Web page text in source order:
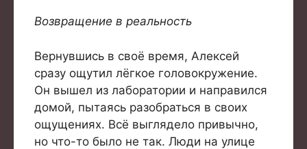
Возвращение в реальность
Вернувшись в своё время, Алексей
сразу ощутил лёгкое головокружение.
Он вышел из лаборатории и направился
домой, пытаясь разобраться в своих
ощущениях. Всё выглядело привычно,
но что-то было не так. Люди на улице